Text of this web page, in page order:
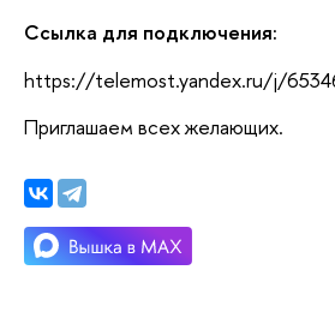
Ссылка для подключения:
https://telemost.yandex.ru/j/
Приглашаем всех желающих.